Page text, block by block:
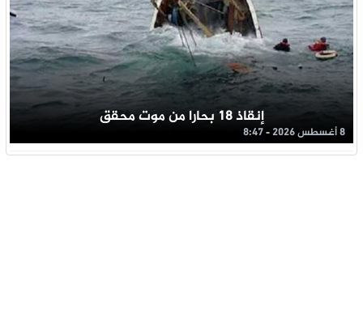
إنقاذ 18 بحارا من موت محقق
8 أغسطس 2026 - 8:47